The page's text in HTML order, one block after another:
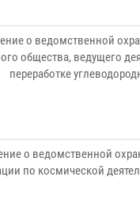
о ведомственной
общества, ведущего
переработке
о ведомственной
по космической